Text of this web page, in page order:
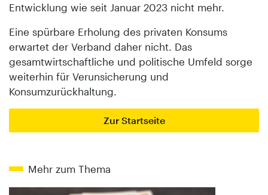
Entwicklung wie seit Januar 2023 nicht mehr.
Eine spürbare Erholung des privaten Konsums
erwartet der Verband daher nicht. Das
gesamtwirtschaftliche und politische Umfeld sorge
weiterhin für Verunsicherung und
Konsumzurückhaltung.
Zur Startseite
Mehr zum Thema